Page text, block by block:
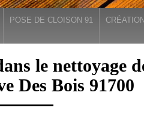
POSE DE CLOISON 91
le nettoyage
Des Bois 91700